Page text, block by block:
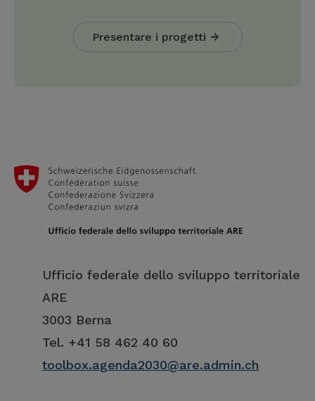
Presentare i progetti
Ufficio federale dello sviluppo territoriale
ARE
3003 Berna
Tel. +41 58 462 40 60
toolbox.agenda2030@are.admin.ch